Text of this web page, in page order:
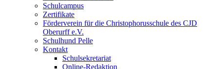
Schulcampus
Zertifikate
Förderverein für die Christophorusschule des CJD
Oberurff e.V.
Schulhund Pelle
Kontakt
Schulsekretariat
Online-Redaktion